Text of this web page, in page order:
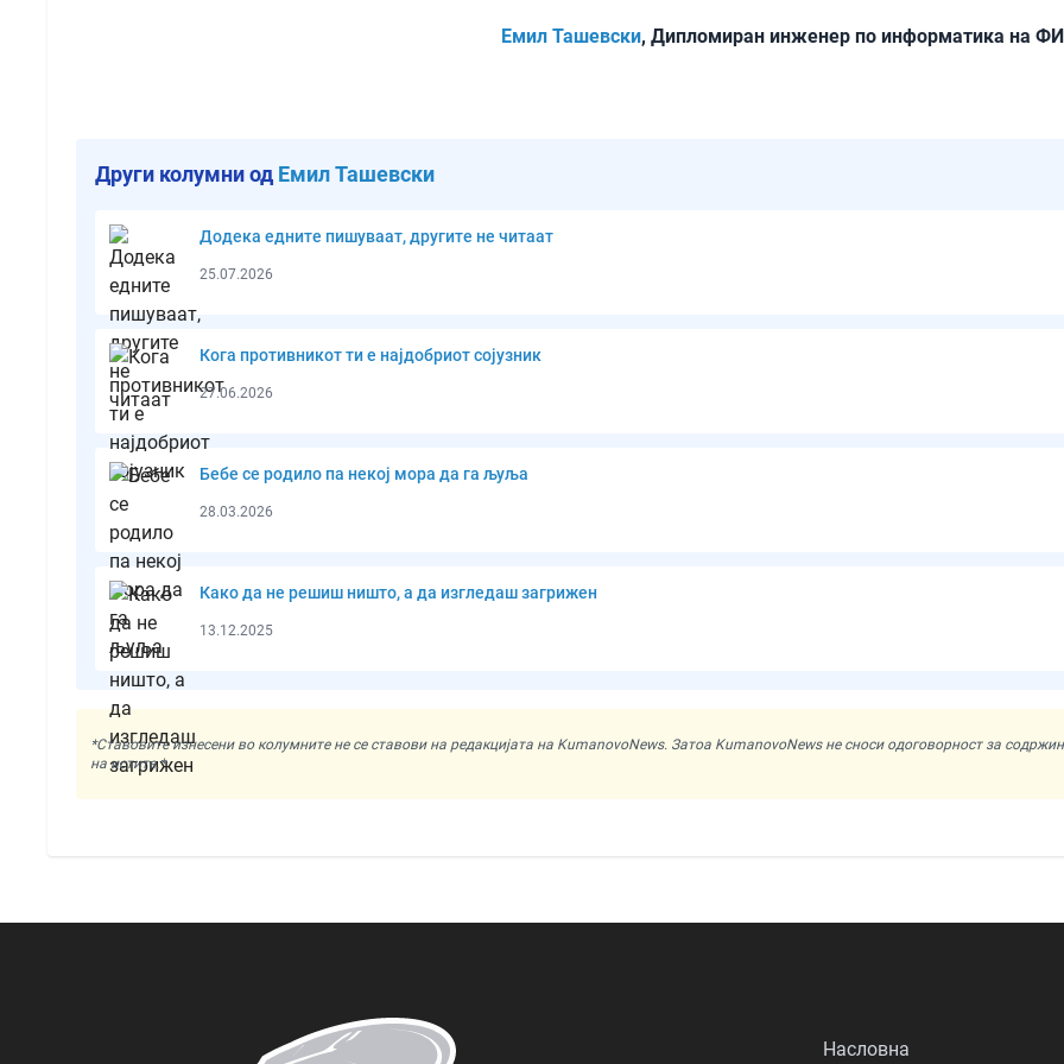
Емил Ташевски, Дипломиран инженер по информатика на
Други колумни од Емил Ташевски
Додека едните пишуваат, другите не читаат
25.07.2026
Кога противникот ти е најдобриот сојузник
27.06.2026
Бебе се родило па некој мора да га љуља
28.03.2026
Како да не решиш ништо, а да изгледаш загрижен
13.12.2025
*Ставовите изнесени во колумните не се ставови на редакцијата на KumanovoNews. Затоа KumanovoNews не сноси одоговорност за
на истите.*
Насловна